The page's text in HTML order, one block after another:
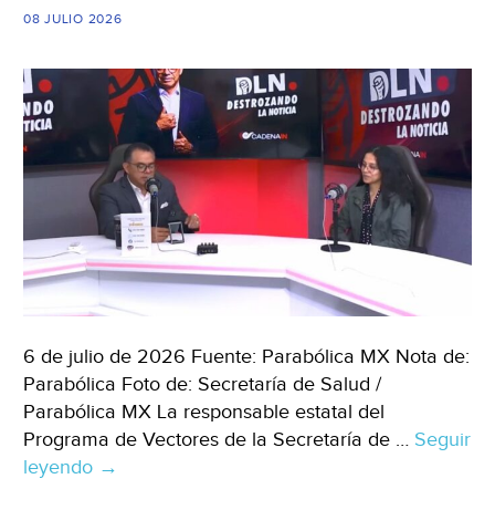
ZMG
(N+)
08 JULIO 2026
6 de julio de 2026 Fuente: Parabólica MX Nota de:
Parabólica Foto de: Secretaría de Salud /
Parabólica MX La responsable estatal del
Programa de Vectores de la Secretaría de … Seguir
leyendo México
→